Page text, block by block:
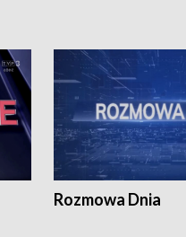
Rozmowa Dnia